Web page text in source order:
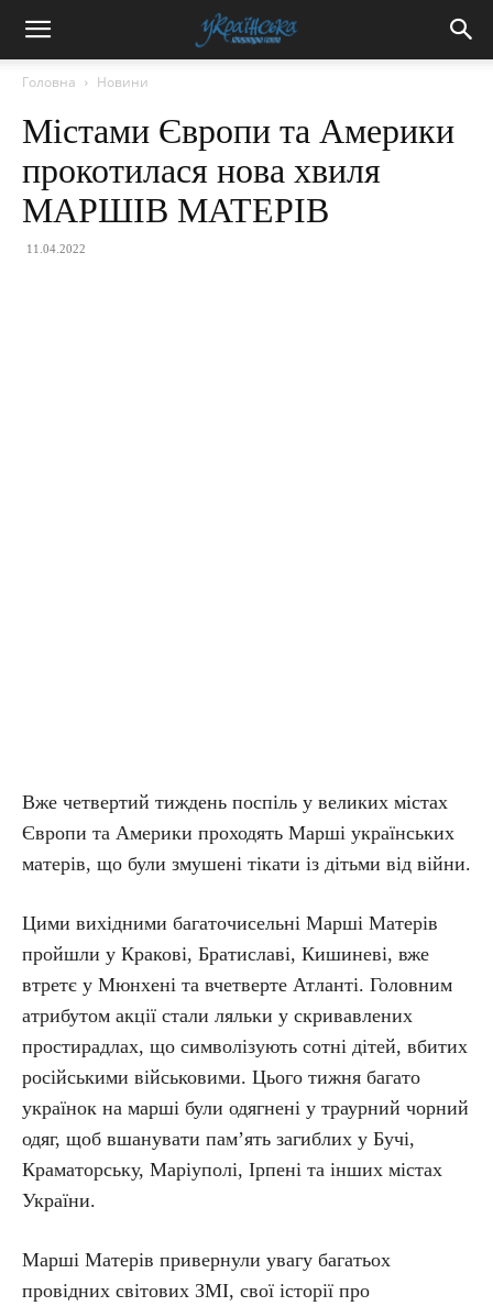
Головна Новини
Містами Європи та Америки
прокотилася нова хвиля
МАРШІВ МАТЕРІВ
11.04.2022
Вже четвертий тиждень поспіль у великих містах
Європи та Америки проходять Марші українських
матерів, що були змушені тікати із дітьми від війни.
Цими вихідними багаточисельні Марші Матерів
пройшли у Кракові, Братиславі, Кишиневі, вже
втретє у Мюнхені та вчетверте Атланті. Головним
атрибутом акції стали ляльки у скривавлених
простирадлах, що символізують сотні дітей, вбитих
російськими військовими. Цього тижня багато
українок на марші були одягнені у траурний чорний
одяг, щоб вшанувати пам’ять загиблих у Бучі,
Краматорську, Маріуполі, Ірпені та інших містах
України.
Марші Матерів привернули увагу багатьох
провідних світових ЗМІ, свої історії про